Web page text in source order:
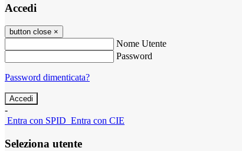
Accedi
button close ×
Nome Utente
Password
Password dimenticata?
-
Entra con SPID Entra con CIE
Seleziona utente